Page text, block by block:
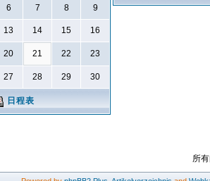
6 7 8 9
13 14 15 16
20 21 22 23
27 28 29 30
日程表
所